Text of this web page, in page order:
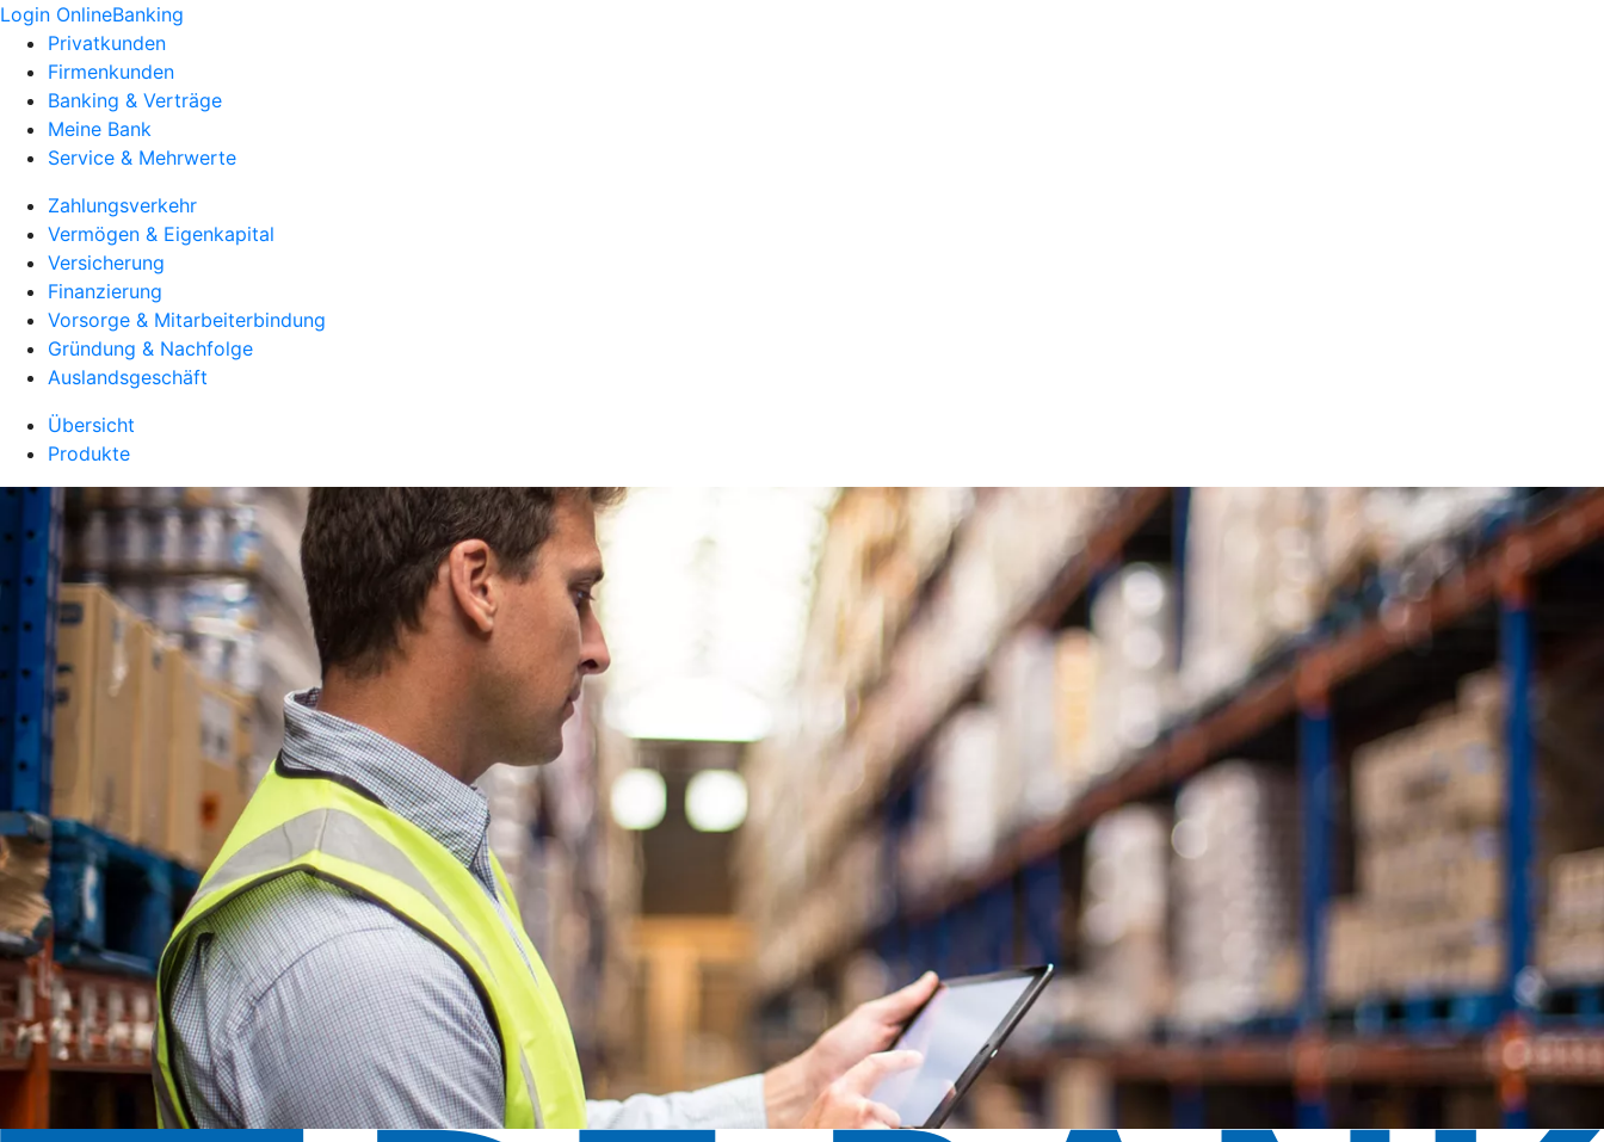
Login OnlineBanking
Privatkunden
Firmenkunden
Banking & Verträge
Meine Bank
Service & Mehrwerte
Zahlungsverkehr
Vermögen & Eigenkapital
Versicherung
Finanzierung
Vorsorge & Mitarbeiterbindung
Gründung & Nachfolge
Auslandsgeschäft
Übersicht
Produkte